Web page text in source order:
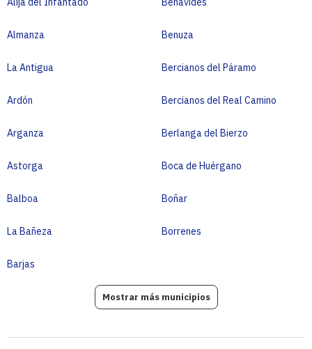
Almanza
La Antigua
Ardón
Arganza
Astorga
Balboa
La Bañeza
Barjas
Benuza
Bercianos del Páramo
Bercianos del Real Camino
Berlanga del Bierzo
Boca de Huérgano
Boñar
Borrenes
Mostrar más municipios